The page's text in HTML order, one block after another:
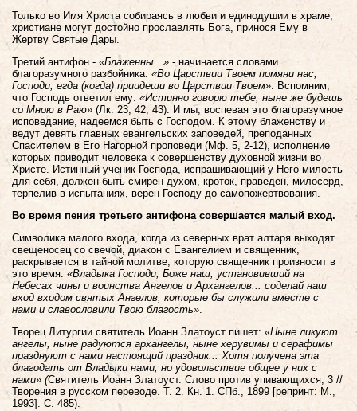
Только во Имя Христа собираясь в любви и единодушии в храме,
христиане могут достойно прославлять Бога, принося Ему в
Жертву Святые Дары.
Третий антифон - «Блаженны...» - начинается словами
благоразумного разбойника: «Во Царствии Твоем помяни нас,
Господи, егда (когда) приидеши во Царствии Твоем». Вспомним,
что Господь ответил ему: «Истинно говорю тебе, ныне же будешь
со Мною в Раю»(Лк. 23, 42, 43). И мы, воспевая это благоразумное
исповедание, надеемся быть с Господом. К этому блаженству и
ведут девять главных евангельских заповедей, преподанных
Спасителем в Его Нагорной проповеди (Мф. 5, 2-12), исполнение
которых приводит человека к совершенству духовной жизни во
Христе. Истинный ученик Господа, испрашивающий у Него милость
для себя, должен быть смирен духом, кроток, праведен, милосерд,
терпелив в испытаниях, верен Господу до самопожертвования.
Во время пения третьего антифона совершается малый вход.
Символика малого входа, когда из северных врат алтаря выходят
свещеносец со свечой, диакон с Евангелием и священник,
раскрывается в тайной молитве, которую священник произносит в
это время: «Владыка Господи, Боже наш, установивший на
Небесах чины и воинства Ангелов и Архангелов... соделай наш
вход входом святых Ангелов, которые бы служили вместе с
нами и славословили Твою благость».
Творец Литургии святитель Иоанн Златоуст пишет: «Ныне ликуют
ангелы, ныне радуются архангелы, ныне херувимы и серафимы
празднуют с нами настоящий праздник... Хотя получена эта
благодать от Владыки нами, но удовольствие общее у них с
нами» (Святитель Иоанн Златоуст. Слово против упивающихся, 3 //
Творения в русском переводе. Т. 2. Кн. 1. СПб., 1899 [репринт: М.,
1993]. С. 485).